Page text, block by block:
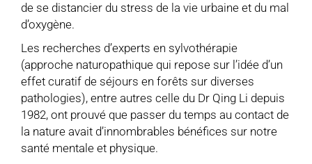
de se distancier du stress de la vie urbaine et du mal
d’oxygène.
Les recherches d’experts en sylvothérapie
(approche naturopathique qui repose sur l’idée d’un
effet curatif de séjours en forêts sur diverses
pathologies), entre autres celle du Dr Qing Li depuis
1982, ont prouvé que passer du temps au contact de
la nature avait d’innombrables bénéfices sur notre
santé mentale et physique.